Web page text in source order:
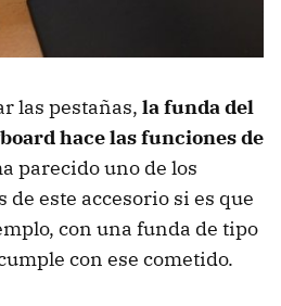
las pestañas, la funda del
hace las funciones de
parecido uno de los
este accesorio si es que
con una funda de tipo
con ese cometido.